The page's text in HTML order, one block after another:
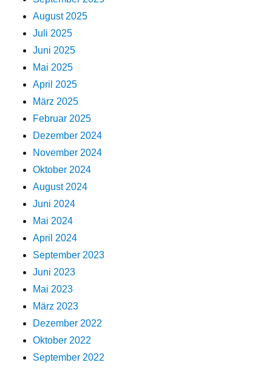
August 2025
Juli 2025
Juni 2025
Mai 2025
April 2025
März 2025
Februar 2025
Dezember 2024
November 2024
Oktober 2024
August 2024
Juni 2024
Mai 2024
April 2024
September 2023
Juni 2023
Mai 2023
März 2023
Dezember 2022
Oktober 2022
September 2022